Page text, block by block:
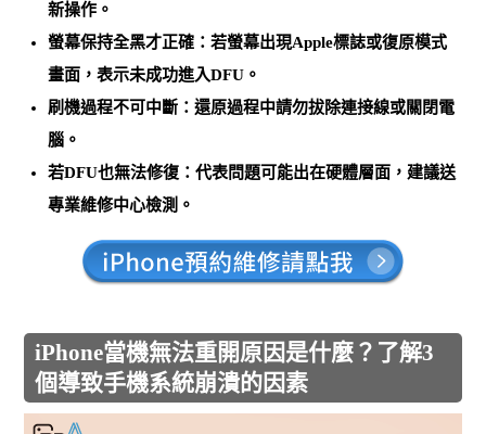
新操作。
螢幕保持全黑才正確 ：若螢幕出現Apple標誌或復原模式
畫面，表示未成功進入DFU。
刷機過程不可中斷 ：還原過程中請勿拔除連接線或關閉電
腦。
若DFU也無法修復 ：代表問題可能出在硬體層面，建議送
專業維修中心檢測。
iPhone當機無法重開原因是什麼？了解3
個導致手機系統崩潰的因素